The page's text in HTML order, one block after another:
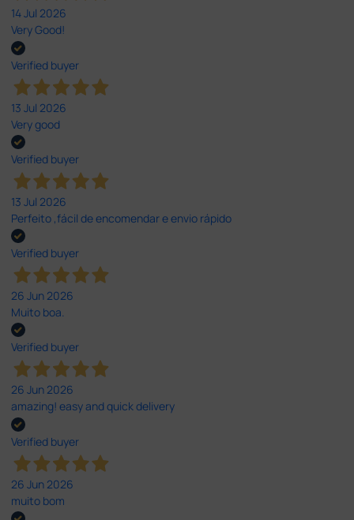
14 Jul 2026
Very Good!
Verified buyer
13 Jul 2026
Very good
Verified buyer
13 Jul 2026
Perfeito ,fácil de encomendar e envio rápido
Verified buyer
26 Jun 2026
Muito boa.
Verified buyer
26 Jun 2026
amazing! easy and quick delivery
Verified buyer
26 Jun 2026
muito bom